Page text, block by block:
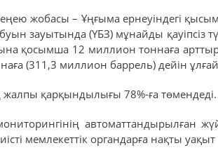
жобасы – Ұңғыма ернеуіндегі
зауытында (ҮБЗ) мұнайды қауіпсіз
қосымша 12 миллион тоннаға
(311,3 миллион баррель) дейін
қарқындылығы 78%-ға төмендеді.
автоматтандырылған
мемлекеттік органдарға нақты